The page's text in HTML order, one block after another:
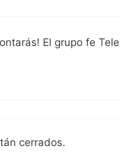
El grupo fe
cerrados.